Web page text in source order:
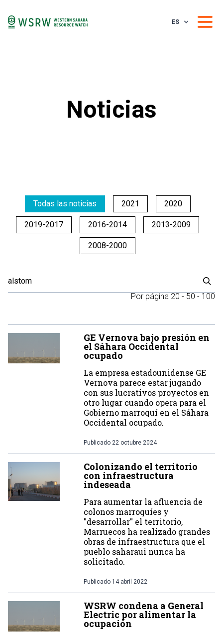
ES
Noticias
Todas las noticias 2021 2020
2019-2017 2016-2014 2013-2009
2008-2000
Por página 20 - 50 - 100
GE Vernova bajo presión en
el Sáhara Occidental
ocupado
La empresa estadounidense GE
Vernova parece estar jugando
con sus lucrativos proyectos en
otro lugar cuando opera para el
Gobierno marroquí en el Sáhara
Occidental ocupado.
Publicado 22 octubre 2024
Colonizando el territorio
con infraestructura
indeseada
Para aumentar la afluencia de
colonos marroquíes y
"desarrollar" el territorio,
Marruecos ha realizado grandes
obras de infraestructura que el
pueblo saharaui nunca ha
solicitado.
Publicado 14 abril 2022
WSRW condena a General
Electric por alimentar la
ocupación